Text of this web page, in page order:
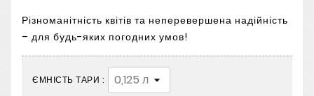
Різноманітність квітів та неперевершена надійність
– для будь-яких погодних умов!
ЄМНІСТЬ ТАРИ :